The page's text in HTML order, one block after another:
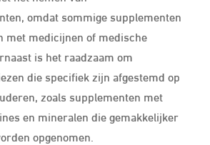
omdat sommige supplementen
met medicijnen of medische
is het raadzaam om
die specifiek zijn afgestemd op
zoals supplementen met
en mineralen die gemakkelijker
opgenomen.